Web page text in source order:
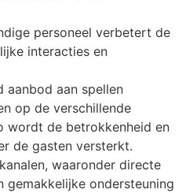
personeel verbetert de
interacties en
aanbod aan spellen
op de verschillende
wordt de betrokkenheid en
de gasten versterkt.
waaronder directe
gemakkelijke ondersteuning